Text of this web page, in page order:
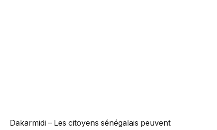
Dakarmidi – Les citoyens sénégalais peuvent